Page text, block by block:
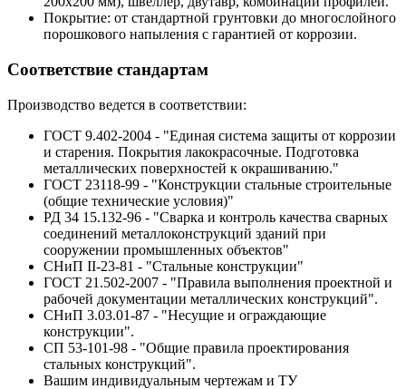
Покрытие: от стандартной грунтовки до многослойного
порошкового напыления с гарантией от коррозии.
Соответствие стандартам
Производство ведется в соответствии:
ГОСТ 9.402-2004 - "Единая система защиты от коррозии
и старения. Покрытия лакокрасочные. Подготовка
металлических поверхностей к окрашиванию."
ГОСТ 23118-99 - "Конструкции стальные строительные
(общие технические условия)"
РД 34 15.132-96 - "Сварка и контроль качества сварных
соединений металлоконструкций зданий при
сооружении промышленных объектов"
СНиП II-23-81 - "Стальные конструкции"
ГОСТ 21.502-2007 - "Правила выполнения проектной и
рабочей документации металлических конструкций".
СНиП 3.03.01-87 - "Несущие и ограждающие
конструкции".
СП 53-101-98 - "Общие правила проектирования
стальных конструкций".
Вашим индивидуальным чертежам и ТУ